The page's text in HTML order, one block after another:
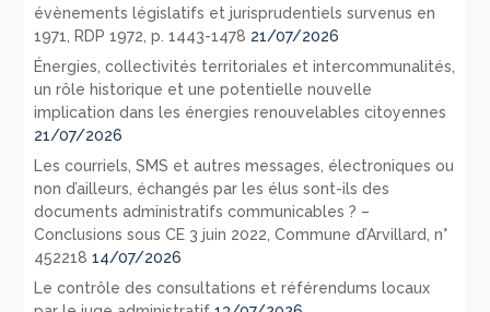
évènements législatifs et jurisprudentiels survenus en
1971, RDP 1972, p. 1443-1478 21/07/2026
Énergies, collectivités territoriales et intercommunalités,
un rôle historique et une potentielle nouvelle
implication dans les énergies renouvelables citoyennes
21/07/2026
Les courriels, SMS et autres messages, électroniques ou
non d’ailleurs, échangés par les élus sont-ils des
documents administratifs communicables ? –
Conclusions sous CE 3 juin 2022, Commune d’Arvillard, n°
452218 14/07/2026
Le contrôle des consultations et référendums locaux